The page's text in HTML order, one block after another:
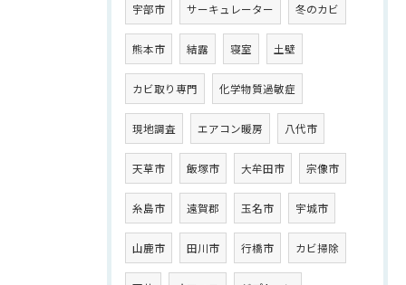
宇部市 サーキュレーター 冬のカビ
熊本市 結露 寝室 土壁
カビ取り専門 化学物質過敏症
現地調査 エアコン暖房 八代市
天草市 飯塚市 大牟田市 宗像市
糸島市 遠賀郡 玉名市 宇城市
山鹿市 田川市 行橋市 カビ掃除